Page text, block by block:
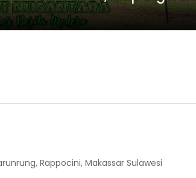
Rappocini, Makassar Sulawesi